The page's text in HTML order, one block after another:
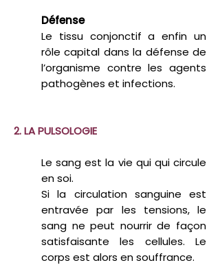
Défense
Le tissu conjonctif a enfin un
rôle capital dans la défense de
l’organisme contre les agents
pathogènes et infections.
2. LA PULSOLOGIE
Le sang est la vie qui qui circule
en soi.
Si la circulation sanguine est
entravée par les tensions, le
sang ne peut nourrir de façon
satisfaisante les cellules. Le
corps est alors en souffrance.